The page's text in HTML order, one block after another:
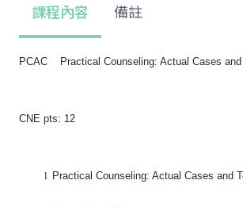
課程內容 備註
PCAC Practical Counseling: Actual Cases and
CNE pts: 12
l Practical Counseling: Actual Cases and